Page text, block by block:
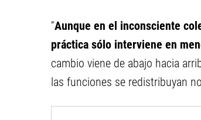
“Aunque en el inconsciente
práctica sólo interviene en
cambio viene de abajo hacia
las funciones se redistribuyan